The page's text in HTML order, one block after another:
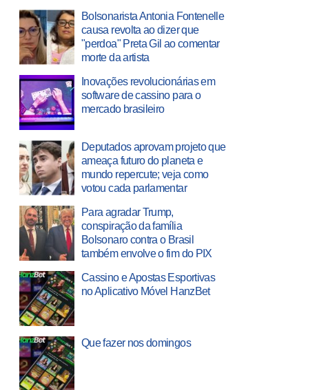
Bolsonarista Antonia Fontenelle
causa revolta ao dizer que
"perdoa" Preta Gil ao comentar
morte da artista
Inovações revolucionárias em
software de cassino para o
mercado brasileiro
Deputados aprovam projeto que
ameaça futuro do planeta e
mundo repercute; veja como
votou cada parlamentar
Para agradar Trump,
conspiração da família
Bolsonaro contra o Brasil
também envolve o fim do PIX
Cassino e Apostas Esportivas
no Aplicativo Móvel HanzBet
Que fazer nos domingos